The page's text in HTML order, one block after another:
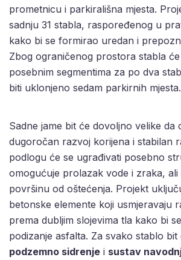
prometnicu i parkirališna mjesta.
sadnju 31 stabla, raspoređenog u
kako bi se formirao uredan i
Zbog ograničenog prostora stabla će
posebnim segmentima za po dva
biti uklonjeno sedam parkirnih mjesta.
Sadne jame bit će dovoljno velike da
dugoročan razvoj korijena i stabilan
podlogu će se ugrađivati posebno
omogućuje prolazak vode i zraka, ali
površinu od oštećenja. Projekt
betonske elemente koji usmjeravaju
prema dubljim slojevima tla kako bi
podizanje asfalta. Za svako stablo
podzemno sidrenje i sustav